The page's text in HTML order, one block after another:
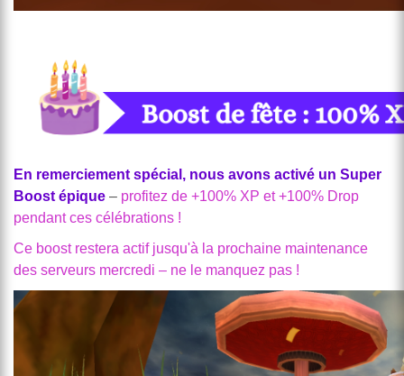
En remerciement spécial, nous avons activé un Super
Boost épique – profitez de +100% XP et +100% Drop
pendant ces célébrations !
Ce boost restera actif jusqu'à la prochaine maintenance
des serveurs mercredi – ne le manquez pas !